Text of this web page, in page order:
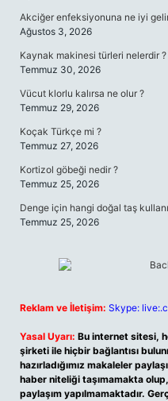
Akciğer enfeksiyonuna ne iyi
Ağustos 3, 2026
Kaynak makinesi türleri nelerdir ?
Temmuz 30, 2026
Vücut klorlu kalırsa ne olur ?
Temmuz 29, 2026
Koçak Türkçe mi ?
Temmuz 27, 2026
Kortizol göbeği nedir ?
Temmuz 25, 2026
Denge için hangi doğal taş
Temmuz 25, 2026
Reklam ve İletişim: Skype:
Yasal Uyarı: Bu internet sitesi,
şirketi ile hiçbir bağlantısı
hazırladığımız makaleler
haber niteliği taşımamakta
paylaşım yapılmamaktadır.